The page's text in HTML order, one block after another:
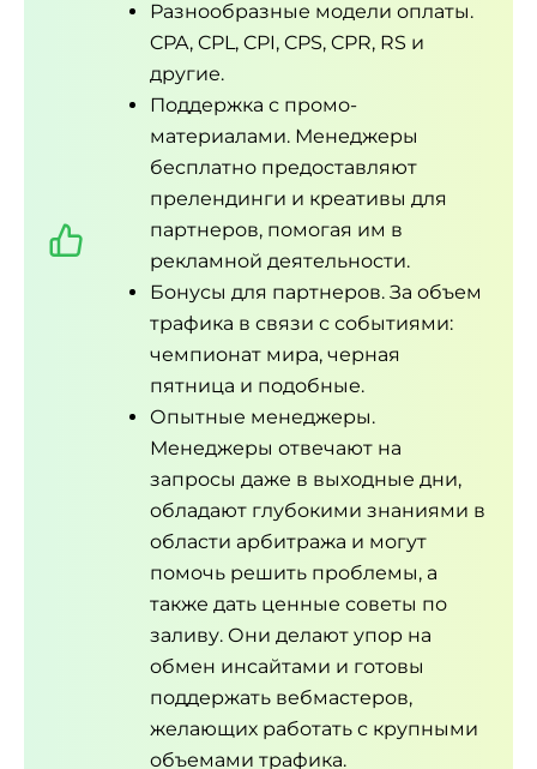
Разнообразные модели оплаты.
CPA, CPL, CPI, CPS, CPR, RS и
другие.
Поддержка с промо-
материалами. Менеджеры
бесплатно предоставляют
прелендинги и креативы для
партнеров, помогая им в
рекламной деятельности.
Бонусы для партнеров. За объем
трафика в связи с событиями:
чемпионат мира, черная
пятница и подобные.
Опытные менеджеры.
Менеджеры отвечают на
запросы даже в выходные дни,
обладают глубокими знаниями в
области арбитража и могут
помочь решить проблемы, а
также дать ценные советы по
заливу. Они делают упор на
обмен инсайтами и готовы
поддержать вебмастеров,
желающих работать с крупными
объемами трафика.